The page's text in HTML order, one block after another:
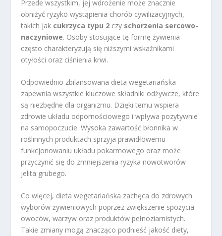
Przede wszystkim, jej wdrożenie może znacznie
obniżyć ryzyko wystąpienia chorób cywilizacyjnych,
takich jak cukrzyca typu 2 czy schorzenia sercowo-
naczyniowe. Osoby stosujące tę formę żywienia
często charakteryzują się niższymi wskaźnikami
otyłości oraz ciśnienia krwi.
Odpowiednio zbilansowana dieta wegetariańska
zapewnia wszystkie kluczowe składniki odżywcze, które
są niezbędne dla organizmu. Dzięki temu wspiera
zdrowie układu odpornościowego i wpływa pozytywnie
na samopoczucie. Wysoka zawartość błonnika w
roślinnych produktach sprzyja prawidłowemu
funkcjonowaniu układu pokarmowego oraz może
przyczynić się do zmniejszenia ryzyka nowotworów
jelita grubego.
Co więcej, dieta wegetariańska zachęca do zdrowych
wyborów żywieniowych poprzez zwiększenie spożycia
owoców, warzyw oraz produktów pełnoziarnistych.
Takie zmiany mogą znacząco podnieść jakość diety,